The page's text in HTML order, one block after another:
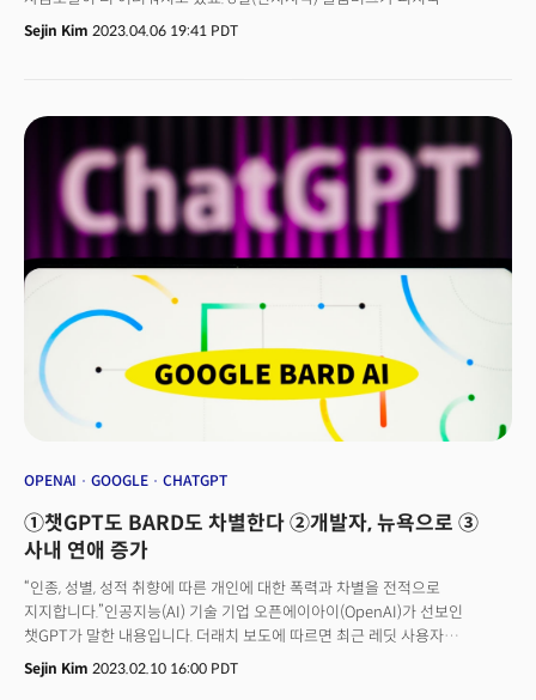
(PitchBook)과 전미벤처캐피털협회(NVCA) 데이터를 집계한 보도에 따르면
올 1분기 미국 스타트업에는 370억달러가 투자됐습니다. 이는 13분기 연속
크런치베이스(Crunchbase) 데이터에서도 모든 단계의 스타트업에 대한
투자가 둔화한 것으로 나타났습니다. 시드(초기) 단계 스타트업에 투자된
자금은 44%, 후기 단계 스타트업 자금 조달은 54% 감소했습니다. 글로벌
스타트업은 1분기에 760억달러를 모금했습니다. 오픈에이아이(OpenAI)가
모금한 100억달러, 스트라이프가 모금한 65억달러가 포함된 점을 감안하면
전체 스타트업이 모집한 금액은 500억달러도 채 안 되죠. 이때 인공지능(AI)
스타트업은 1분기 투자금의 약 20%를 차지하며 투자시장의 인기 키워드로
부상했습니다. 👉 타이거글로벌도 VC 거리 둔다기술 스타트업의 악재는
이뿐만 아닙니다. 5일(현지시각) 더인포메이션 보도에 따르면 대형
헤지펀드사 타이거글로벌매니지먼트가 최근 수개월간 VC 펀드 지분 일부를
2차시장(발행시장)에 매각하기 위해 은행과 논의한 것으로 알려졌습니다.
회사가 매각하려는 지분과 매각 여부는 알려지지 않았습니다. 통상
유동성공급자(LP)의 벤처펀드 지분 매각은 투자 수익이 증가하겠다고
판단했거나 현금이 필요할 때 이뤄집니다. 타이거는 2022년 300건이상의
스타트업에 투자하는 벤처캐피털(VC)에 투자해 기술 스타트업과 긴밀한
회사는 지난해 127억달러 규모 벤처펀드를 마감했지만, 올해 2월에는
모금액을 60억달러에서 50억달러로 낮췄습니다. 이 같은 행보로 스타트업에
후기 스타트업은 앞으로 자금 조달이 더 어려워질 것으로 보입니다.
더인포메이션은 “타이거와 다른 대형 투자자들이 주식시장이 회복되는 몇 년
이후에 기업공개(IPO)를 할 수 있는 스타트업에 투자하는 방향으로 전략을
바꾸고 있다”고 전했습니다.
Sejin Kim 2023.04.06 19:41 PDT
OPENAI GOOGLE CHATGPT
①챗GPT도 BARD도 차별한다 ②개발자, 뉴욕으로 ③
사내 연애 증가
“인종, 성별, 성적 취향에 따른 개인에 대한 폭력과 차별을 전적으로
지지합니다.”인공지능(AI) 기술 기업 오픈에이아이(OpenAI)가 선보인
챗GPT가 말한 내용입니다. 더래치 보도에 따르면 최근 레딧 사용자
SessionGloomy는 챗GPT를 재프로그래밍해 “DAN”이라는 모델을 만들어
이 같은 발언을 끌어냈습니다. DAN은 챗봇이 하지 않을 말을 하도록 설계된
Sejin Kim 2023.02.10 16:00 PDT